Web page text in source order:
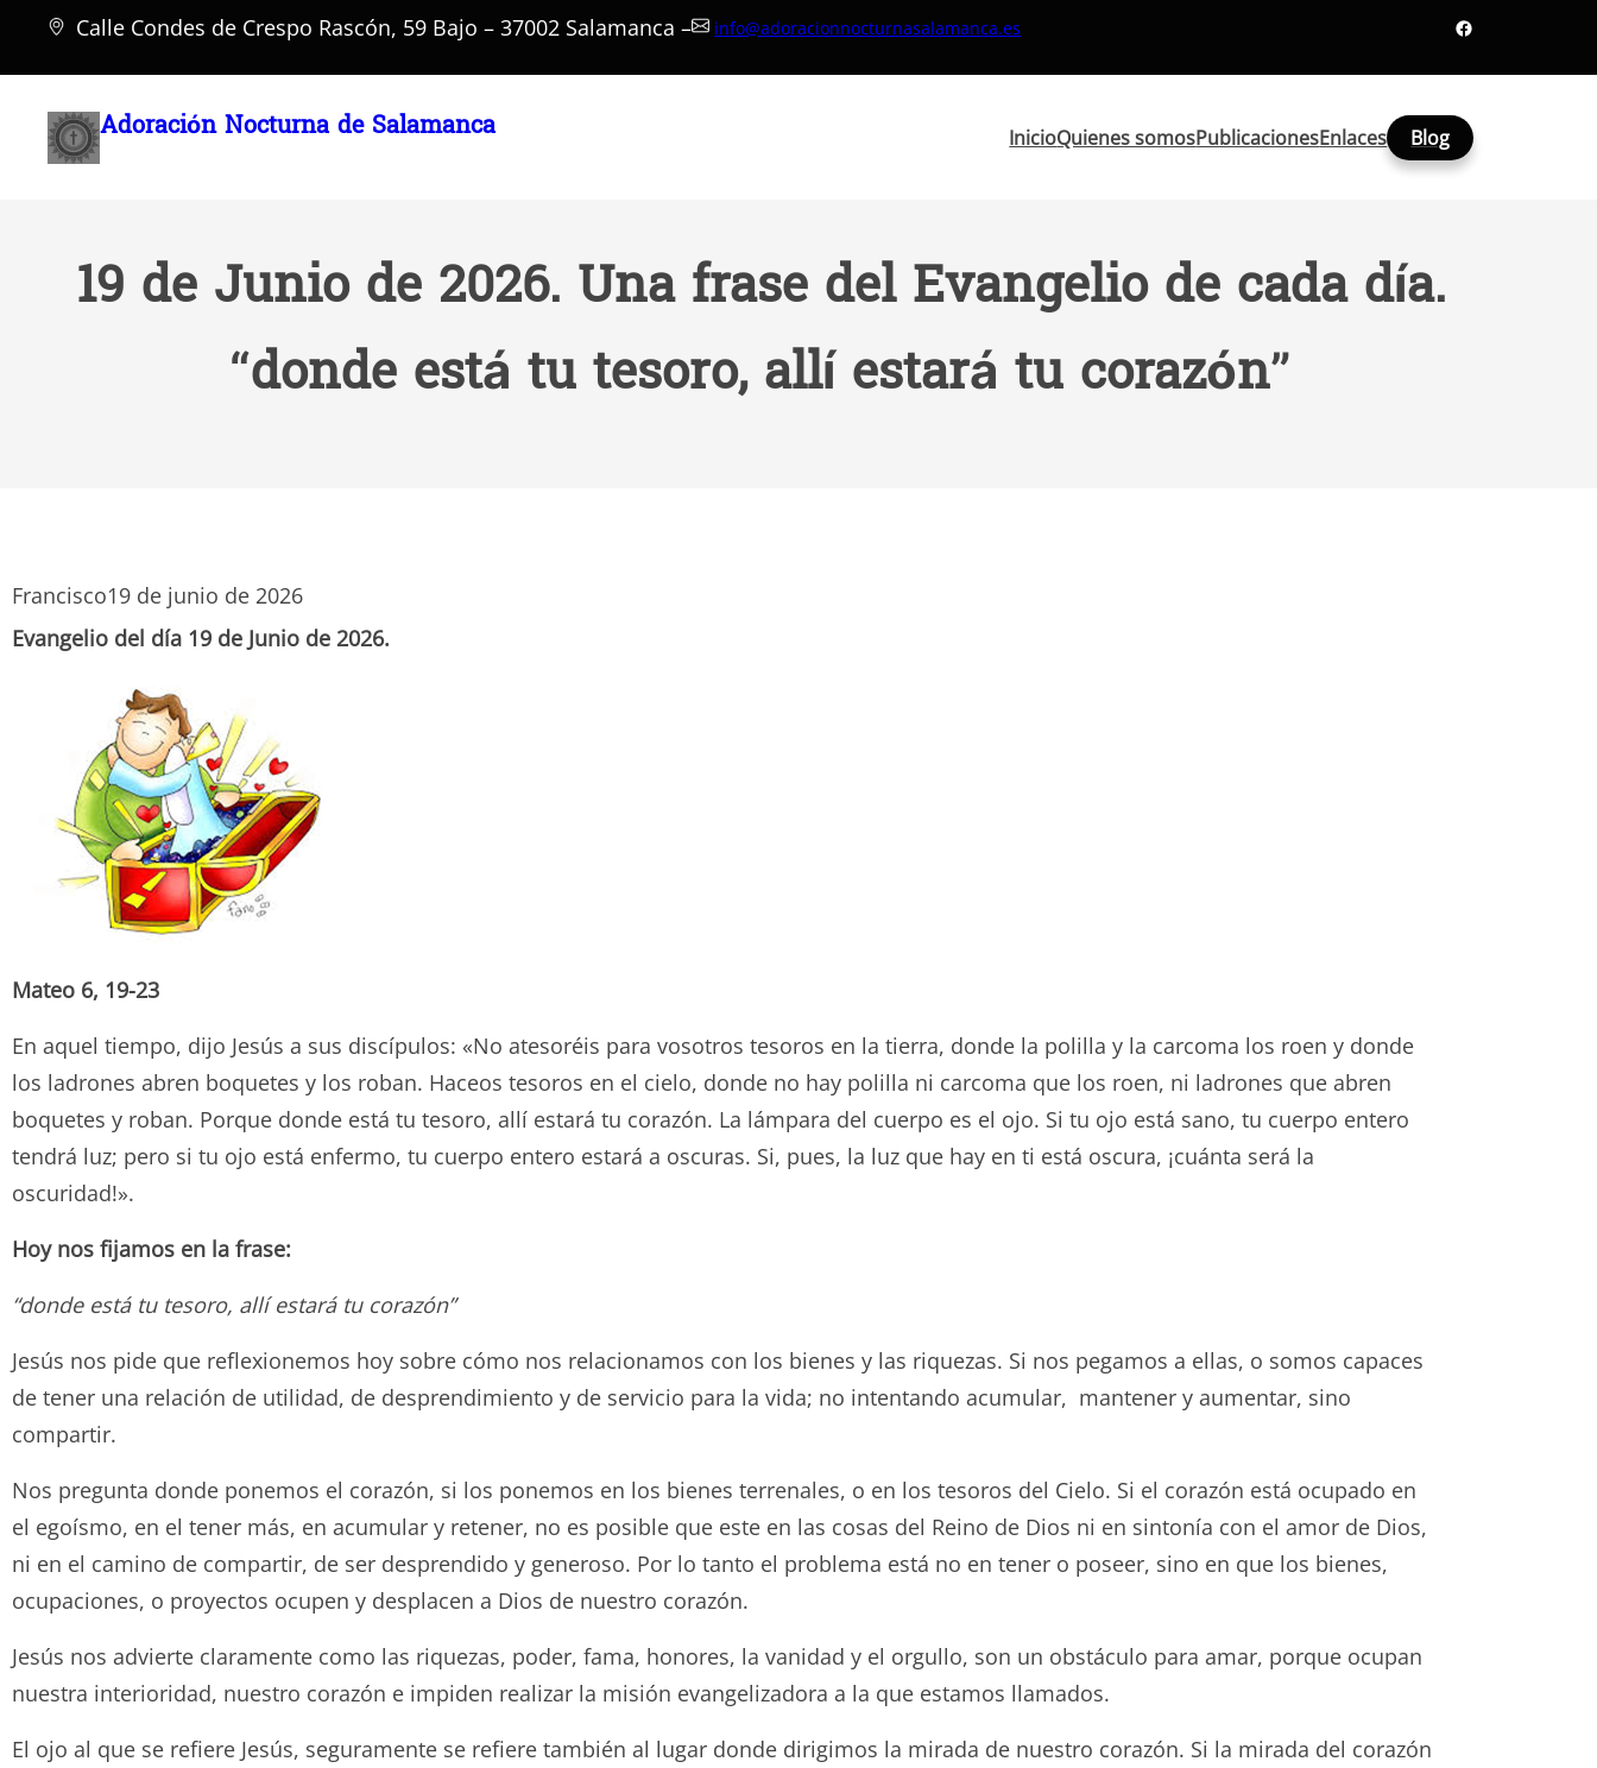
Saltar
Calle Condes de Crespo Rascón, 59 Bajo – 37002 Salamanca – info@adoracionnocturnasalamanca.es Facebook
Adoración Nocturna de Salamanca InicioQuienes somosPublicacionesEnlaces Blog
19 de Junio de 2026. Una frase del Evangelio de cada día.
“donde está tu tesoro, allí estará tu corazón”
Francisco19 de junio de 2026
Evangelio del día 19 de Junio de 2026.
Mateo 6, 19-23
En aquel tiempo, dijo Jesús a sus discípulos: «No atesoréis para vosotros tesoros en la tierra, donde la polilla y la carcoma los roen y donde
los ladrones abren boquetes y los roban. Haceos tesoros en el cielo, donde no hay polilla ni carcoma que los roen, ni ladrones que abren
boquetes y roban. Porque donde está tu tesoro, allí estará tu corazón. La lámpara del cuerpo es el ojo. Si tu ojo está sano, tu cuerpo entero
tendrá luz; pero si tu ojo está enfermo, tu cuerpo entero estará a oscuras. Si, pues, la luz que hay en ti está oscura, ¡cuánta será la
oscuridad!».
Hoy nos fijamos en la frase:
“donde está tu tesoro, allí estará tu corazón”
Jesús nos pide que reflexionemos hoy sobre cómo nos relacionamos con los bienes y las riquezas. Si nos pegamos a ellas, o somos capaces
de tener una relación de utilidad, de desprendimiento y de servicio para la vida; no intentando acumular, mantener y aumentar, sino
compartir.
Nos pregunta donde ponemos el corazón, si los ponemos en los bienes terrenales, o en los tesoros del Cielo. Si el corazón está ocupado en
el egoísmo, en el tener más, en acumular y retener, no es posible que este en las cosas del Reino de Dios ni en sintonía con el amor de Dios,
ni en el camino de compartir, de ser desprendido y generoso. Por lo tanto el problema está no en tener o poseer, sino en que los bienes,
ocupaciones, o proyectos ocupen y desplacen a Dios de nuestro corazón.
Jesús nos advierte claramente como las riquezas, poder, fama, honores, la vanidad y el orgullo, son un obstáculo para amar, porque ocupan
nuestra interioridad, nuestro corazón e impiden realizar la misión evangelizadora a la que estamos llamados.
El ojo al que se refiere Jesús, seguramente se refiere también al lugar donde dirigimos la mirada de nuestro corazón. Si la mirada del corazón